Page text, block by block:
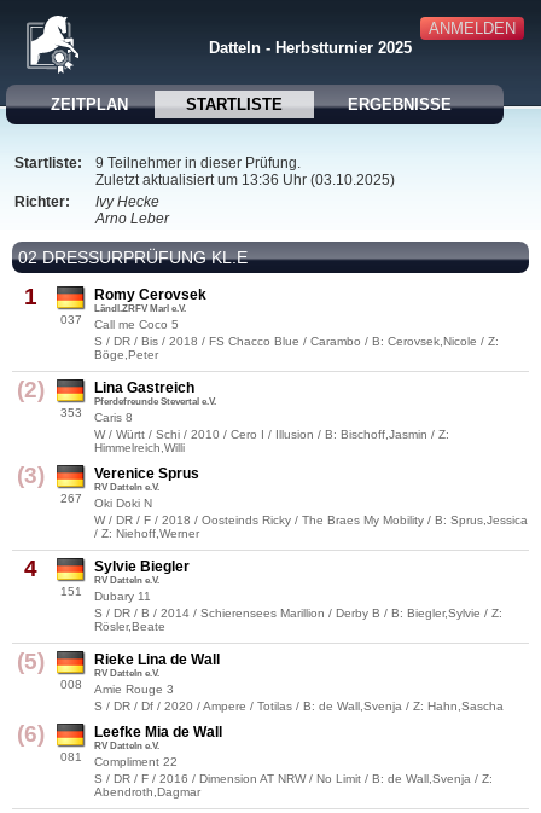
ANMELDEN
Datteln - Herbstturnier 2025
ZEITPLAN STARTLISTE ERGEBNISSE
Startliste:
9 Teilnehmer in dieser Prüfung.
Zuletzt aktualisiert um 13:36 Uhr (03.10.2025)
Richter:
Ivy Hecke
Arno Leber
02 DRESSURPRÜFUNG KL.E
1
037
Romy Cerovsek
Ländl.ZRFV Marl e.V.
Call me Coco 5
S / DR / Bis / 2018 / FS Chacco Blue / Carambo / B: Cerovsek,Nicole / Z:
Böge,Peter
(2)
353
Lina Gastreich
Pferdefreunde Stevertal e.V.
Caris 8
W / Württ / Schi / 2010 / Cero I / Illusion / B: Bischoff,Jasmin / Z:
Himmelreich,Willi
(3)
267
Verenice Sprus
RV Datteln e.V.
Oki Doki N
W / DR / F / 2018 / Oosteinds Ricky / The Braes My Mobility / B: Sprus,Jessica
/ Z: Niehoff,Werner
4
151
Sylvie Biegler
RV Datteln e.V.
Dubary 11
S / DR / B / 2014 / Schierensees Marillion / Derby B / B: Biegler,Sylvie / Z:
Rösler,Beate
(5)
008
Rieke Lina de Wall
RV Datteln e.V.
Amie Rouge 3
S / DR / Df / 2020 / Ampere / Totilas / B: de Wall,Svenja / Z: Hahn,Sascha
(6)
081
Leefke Mia de Wall
RV Datteln e.V.
Compliment 22
S / DR / F / 2016 / Dimension AT NRW / No Limit / B: de Wall,Svenja / Z:
Abendroth,Dagmar